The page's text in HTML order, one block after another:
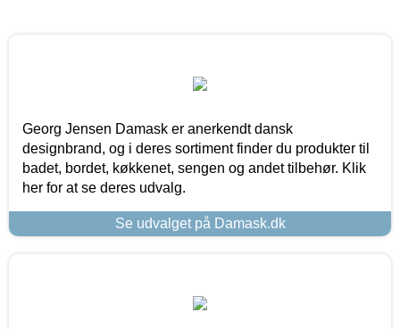
Georg Jensen Damask er anerkendt dansk
designbrand, og i deres sortiment finder du produkter til
badet, bordet, køkkenet, sengen og andet tilbehør. Klik
her for at se deres udvalg.
Se udvalget på Damask.dk